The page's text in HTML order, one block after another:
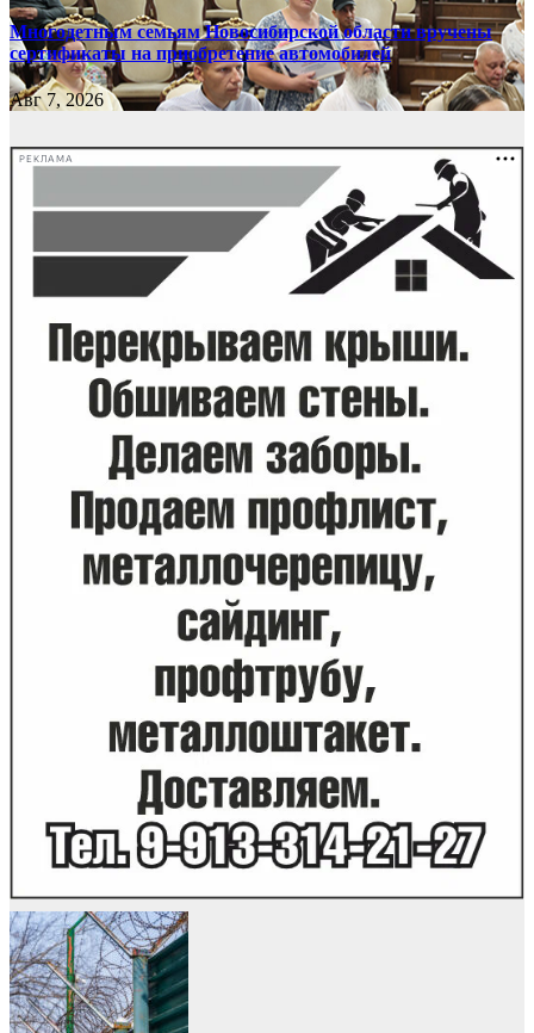
Многодетным семьям Новосибирской области вручены
сертификаты на приобретение автомобилей
Авг 7, 2026
РЕКЛАМА